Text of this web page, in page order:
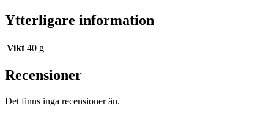
Ytterligare information
Vikt 40 g
Recensioner
Det finns inga recensioner än.